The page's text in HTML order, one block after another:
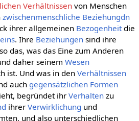
Verhältnissenvon Menschen
zwischenmenschliche Beziehungdn
ihrer allgemeinen Bezogenheitdie
. Ihre Beziehungensind ihre
das, was das Eine zum Anderen
daher seinem Wesen
ist. Und was in den Verhältnissen
auch gegensätzlichen Formen
begründet ihr Verhaltenzu
ihrer Verwirklichung und
und also unterschiedlichen